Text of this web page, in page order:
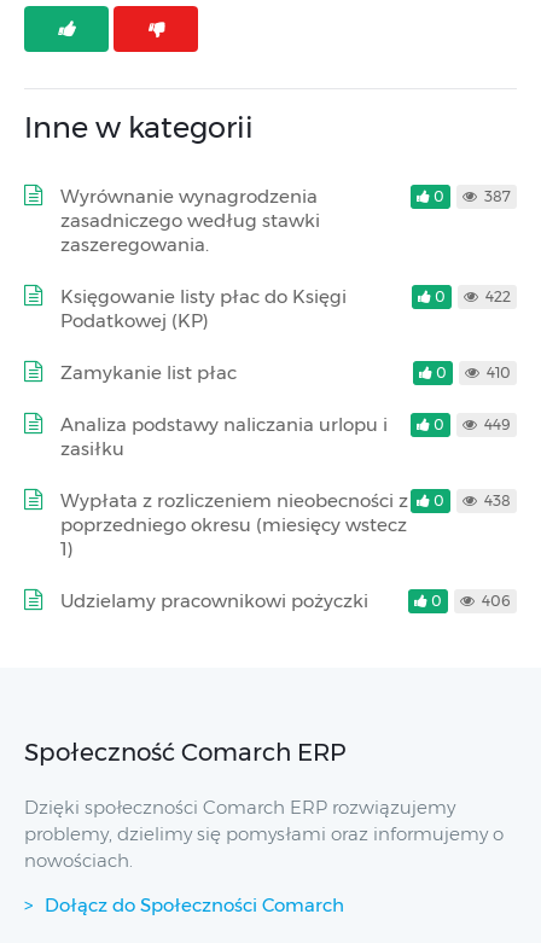
Inne w kategorii
Wyrównanie wynagrodzenia
zasadniczego według stawki
zaszeregowania.
0 387
Księgowanie listy płac do Księgi
Podatkowej (KP)
0 422
Zamykanie list płac 0 410
Analiza podstawy naliczania urlopu i
zasiłku
0 449
Wypłata z rozliczeniem nieobecności z
poprzedniego okresu (miesięcy wstecz
1)
0 438
Udzielamy pracownikowi pożyczki 0 406
Społeczność Comarch ERP
Dzięki społeczności Comarch ERP rozwiązujemy
problemy, dzielimy się pomysłami oraz informujemy o
nowościach.
Dołącz do Społeczności Comarch